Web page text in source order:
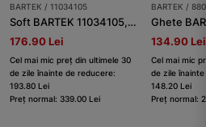
BARTEK / 11034105
Soft BARTEK 11034105,bleumarin
176.90 Lei
Cel mai mic preț din ultimele 30
de zile înainte de reducere:
193.80 Lei
Preț normal: 339.00 Lei
BARTEK /
134.90 Lei
Cel mai mic
de zile
148.20 Lei
Preț normal: